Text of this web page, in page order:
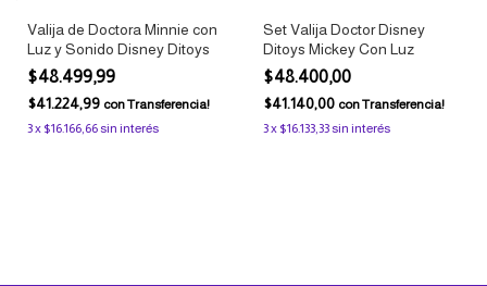
Valija de Doctora Minnie con
Luz y Sonido Disney Ditoys
$48.499,99
$41.224,99 conTransferencia!
3x $16.166,66sin interés
Set Valija Doctor Disney
Ditoys Mickey Con Luz
$48.400,00
$41.140,00 conTransferencia!
3x $16.133,33sin interés